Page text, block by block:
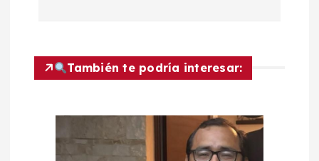
ó
También te podría interesar: